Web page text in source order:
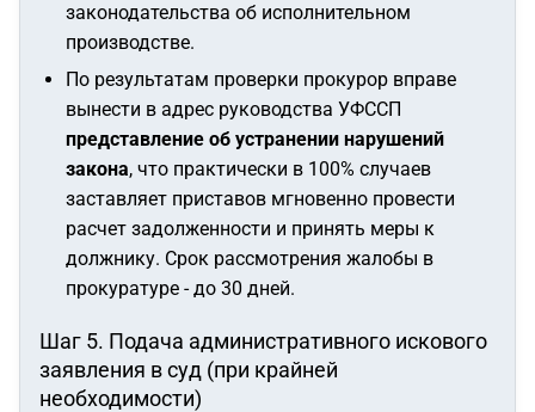
законодательства об исполнительном
производстве.
По результатам проверки прокурор вправе
вынести в адрес руководства УФССП
представление об устранении нарушений
закона, что практически в 100% случаев
заставляет приставов мгновенно провести
расчет задолженности и принять меры к
должнику. Срок рассмотрения жалобы в
прокуратуре - до 30 дней.
Шаг 5. Подача административного искового
заявления в суд (при крайней
необходимости)